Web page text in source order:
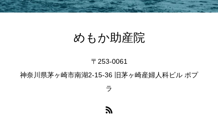
めもか助産院
〒253-0061
神奈川県茅ヶ崎市南湖2-15-36 旧茅ヶ崎産婦人科ビル ポプ
ラ